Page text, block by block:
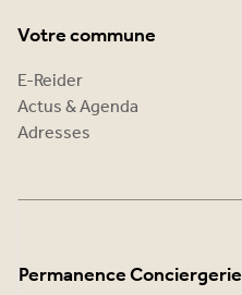
Votre commune
E-Reider
Actus & Agenda
Adresses
Permanence Conciergerie